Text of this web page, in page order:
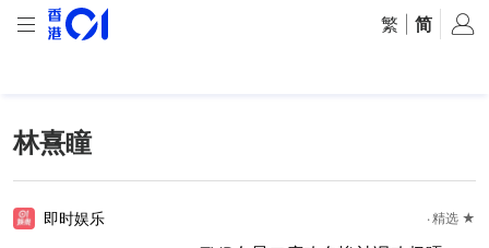
繁 简
林熹瞳
即时娱乐 精选 ★